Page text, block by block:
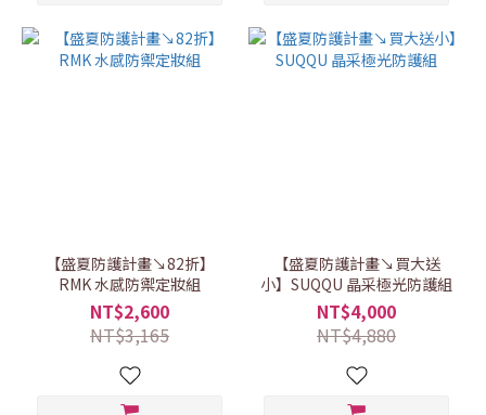
【盛夏防護計畫↘82折】
RMK 水感防禦定妝組
NT$2,600
NT$3,165
【盛夏防護計畫↘買大送
小】SUQQU 晶采極光防護組
NT$4,000
NT$4,880